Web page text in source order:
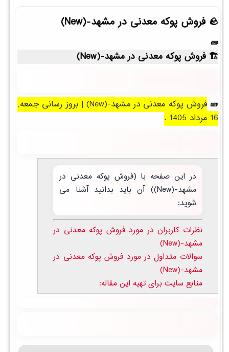
فروش پوکه معدنی در مشهد-(New)
فروش پوکه معدنی در مشهد-(New)
فروش پوکه معدنی در مشهد-(New) | بروز رسانی جمعه,
16 مرداد 1405 .
در این صفحه با (فروش پوکه معدنی در
مشهد-(New)) آن باید بدانید آشنا می
شوید:
نظرات کاربران در مورد فروش پوکه معدنی در
مشهد-(New)
سوالات متداول در مورد فروش پوکه معدنی در
مشهد-(New)
منابع سایت برای تهیه این مقاله: